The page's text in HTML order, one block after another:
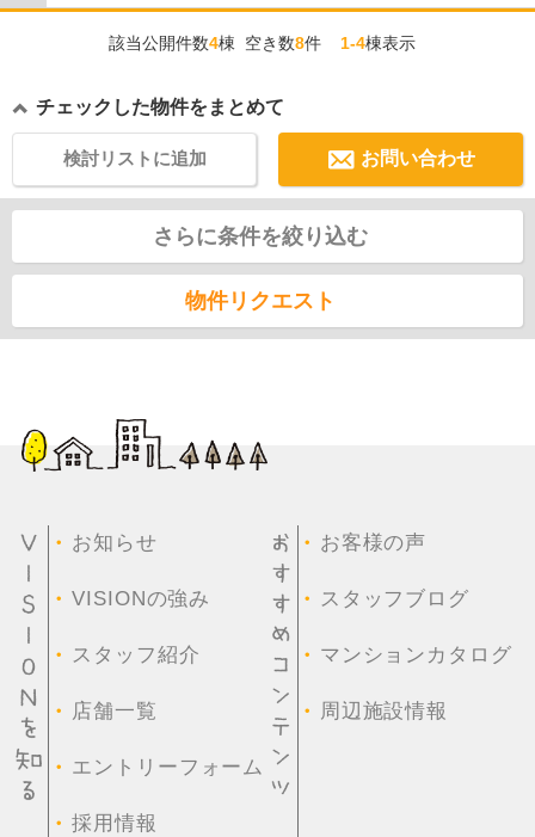
該当公開件数4棟 空き数8件1-4棟表示
チェックした物件をまとめて
お問い合わせ
検討リストに追加
さらに条件を絞り込む
物件リクエスト
・ お知らせ
・VISIONの強み
・ スタッフ紹介
・ 店舗一覧
・ エントリーフォーム
・採用情報
・ お客様の声
・ スタッフブログ
・ マンションカタログ
・ 周辺施設情報